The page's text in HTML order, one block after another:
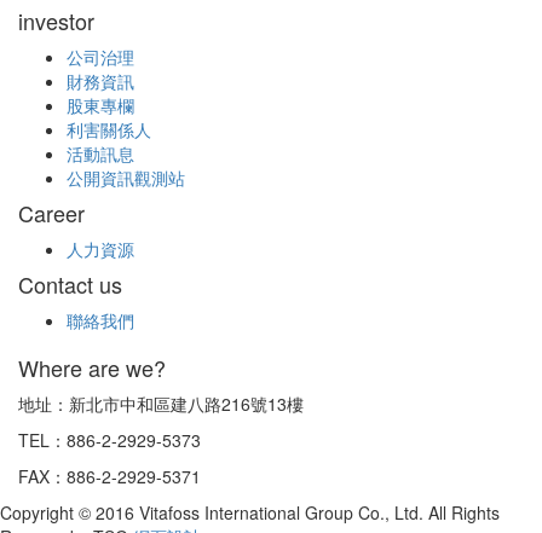
investor
公司治理
財務資訊
股東專欄
利害關係人
活動訊息
公開資訊觀測站
Career
人力資源
Contact us
聯絡我們
Where are we?
地址：新北市中和區建八路216號13樓
TEL：886-2-2929-5373
FAX：886-2-2929-5371
Copyright © 2016 Vitafoss International Group Co., Ltd. All Rights